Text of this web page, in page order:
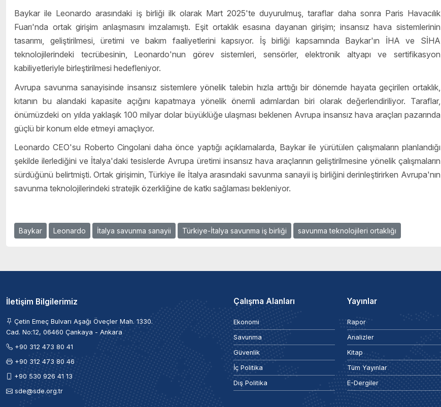
Baykar ile Leonardo arasındaki iş birliği ilk olarak Mart 2025'te duyurulmuş, taraflar daha sonra Paris Havacılık
Fuarı'nda ortak girişim anlaşmasını imzalamıştı. Eşit ortaklık esasına dayanan girişim; insansız hava sistemlerinin
tasarımı, geliştirilmesi, üretimi ve bakım faaliyetlerini kapsıyor. İş birliği kapsamında Baykar'ın İHA ve SİHA
teknolojilerindeki tecrübesinin, Leonardo'nun görev sistemleri, sensörler, elektronik altyapı ve sertifikasyon
kabiliyetleriyle birleştirilmesi hedefleniyor.
Avrupa savunma sanayisinde insansız sistemlere yönelik talebin hızla arttığı bir dönemde hayata geçirilen ortaklık,
kıtanın bu alandaki kapasite açığını kapatmaya yönelik önemli adımlardan biri olarak değerlendiriliyor. Taraflar,
önümüzdeki on yılda yaklaşık 100 milyar dolar büyüklüğe ulaşması beklenen Avrupa insansız hava araçları pazarında
güçlü bir konum elde etmeyi amaçlıyor.
Leonardo CEO'su Roberto Cingolani daha önce yaptığı açıklamalarda, Baykar ile yürütülen çalışmaların planlandığı
şekilde ilerlediğini ve İtalya'daki tesislerde Avrupa üretimi insansız hava araçlarının geliştirilmesine yönelik çalışmaların
sürdüğünü belirtmişti. Ortak girişimin, Türkiye ile İtalya arasındaki savunma sanayii iş birliğini derinleştirirken Avrupa'nın
savunma teknolojilerindeki stratejik özerkliğine de katkı sağlaması bekleniyor.
Baykar Leonardo İtalya savunma sanayii Türkiye-İtalya savunma iş birliği savunma teknolojileri ortaklığı
İletişim Bilgilerimiz
Çetin Emeç Bulvarı Aşağı Öveçler Mah. 1330.
Cad. No:12, 06460 Çankaya - Ankara
+90 312 473 80 41
+90 312 473 80 46
+90 530 926 41 13
sde@sde.org.tr
Çalışma Alanları
Ekonomi
Savunma
Güvenlik
İç Politika
Dış Politika
Yayınlar
Rapor
Analizler
Kitap
Tüm Yayınlar
E-Dergiler